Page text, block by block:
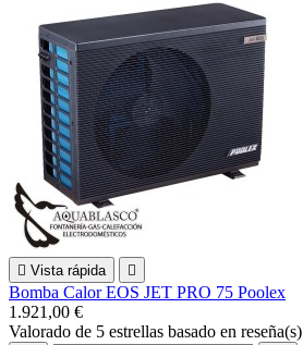
 Vista rápida 
Bomba Calor EOS JET PRO 75 Poolex
1.921,00 €
Valorado de 5 estrellas basado en reseña(s)